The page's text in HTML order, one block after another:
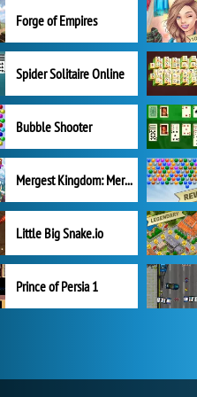
Forge of Empires
Spider Solitaire Online
Bubble Shooter
Mergest Kingdom: Merge Puzzle
Little Big Snake.io
Prince of Persia 1